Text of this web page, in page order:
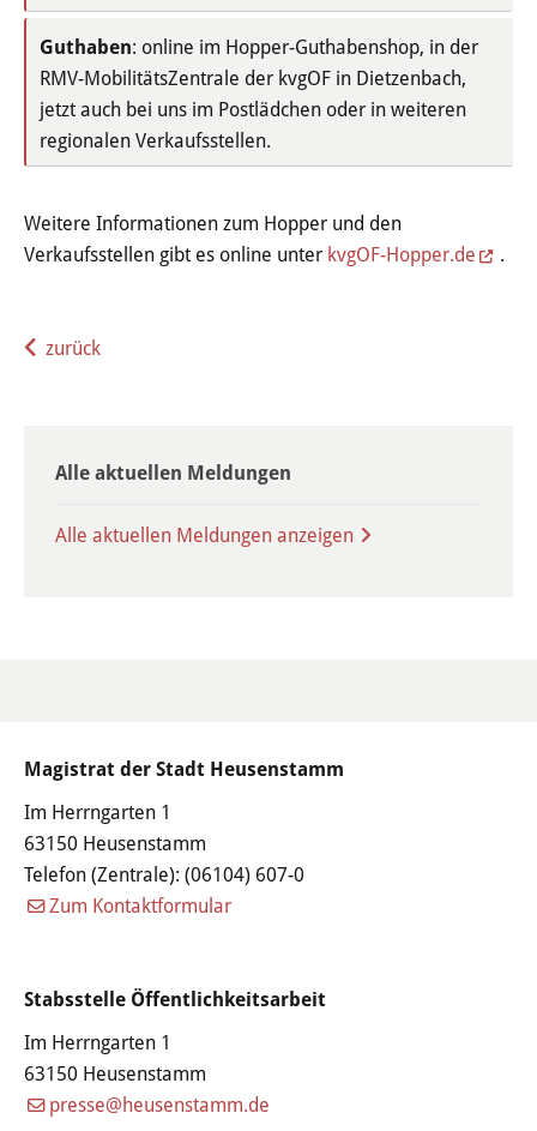
Guthaben: online im Hopper-Guthabenshop, in der
RMV-MobilitätsZentrale der kvgOF in Dietzenbach,
jetzt auch bei uns im Postlädchen oder in weiteren
regionalen Verkaufsstellen.
Weitere Informationen zum Hopper und den
Verkaufsstellen gibt es online unter kvgOF-Hopper.de .
zurück
Alle aktuellen Meldungen
Alle aktuellen Meldungen anzeigen
Magistrat der Stadt Heusenstamm
Im Herrngarten 1
63150 Heusenstamm
Telefon (Zentrale): (06104) 607-0
Zum Kontaktformular
Stabsstelle Öffentlichkeitsarbeit
Im Herrngarten 1
63150 Heusenstamm
presse@heusenstamm.de
Stadtgeschichte
Hessische Apfelwein- und
Obstwiesenroute
Über Heusenstamm
Partnerstädte
Bürgerbeteiligung & Engagement
LEBEN & WOHNEN
Jugendzentrum
Frauenbüro
Senioren
Soziales & Gesundheit
Besondere Lebenslagen